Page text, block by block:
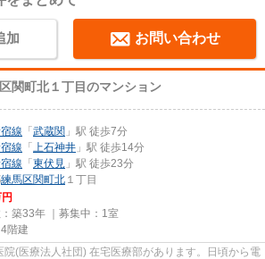
加 お問い合わせ
関町北１丁目のマンション
線 「 武蔵関 」駅 徒歩7分
線 「 上石神井 」駅 徒歩14分
線 「 東伏見 」駅 徒歩23分
練馬区関町北 １丁目
築33年 ｜募集中： 1室
階建
(医療法人社団) 在宅医療部があります。日頃から電